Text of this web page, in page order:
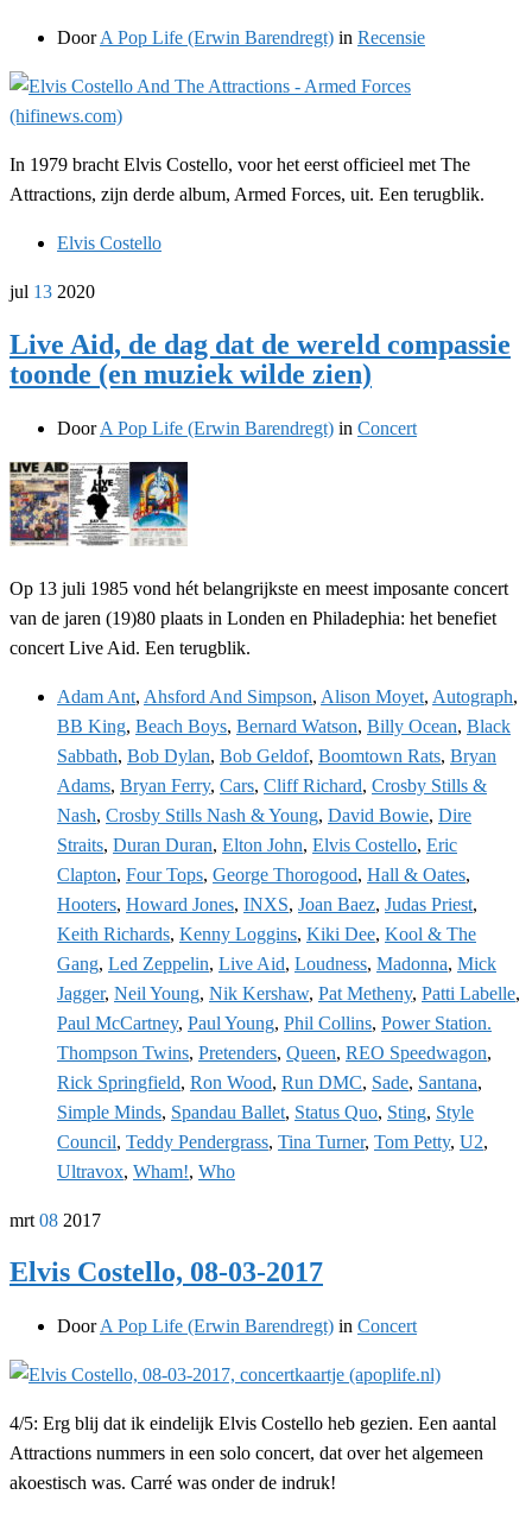
DoorA Pop Life (Erwin Barendregt) in Recensie
In 1979 bracht Elvis Costello, voor het eerst officieel met The
Attractions, zijn derde album, Armed Forces, uit. Een terugblik.
Elvis Costello
jul 13 2020
Live Aid, de dag dat de wereld compassie
toonde (en muziek wilde zien)
DoorA Pop Life (Erwin Barendregt) in Concert
Op 13 juli 1985 vond hét belangrijkste en meest imposante concert
van de jaren (19)80 plaats in Londen en Philadephia: het benefiet
concert Live Aid. Een terugblik.
Adam Ant, Ahsford And Simpson, Alison Moyet, Autograph,
BB King, Beach Boys, Bernard Watson, Billy Ocean, Black
Sabbath, Bob Dylan, Bob Geldof, Boomtown Rats, Bryan
Adams, Bryan Ferry, Cars, Cliff Richard, Crosby Stills &
Nash, Crosby Stills Nash & Young, David Bowie, Dire
Straits, Duran Duran, Elton John, Elvis Costello, Eric
Clapton, Four Tops, George Thorogood, Hall & Oates,
Hooters, Howard Jones, INXS, Joan Baez, Judas Priest,
Keith Richards, Kenny Loggins, Kiki Dee, Kool & The
Gang, Led Zeppelin, Live Aid, Loudness, Madonna, Mick
Jagger, Neil Young, Nik Kershaw, Pat Metheny, Patti Labelle,
Paul McCartney, Paul Young, Phil Collins, Power Station.
Thompson Twins, Pretenders, Queen, REO Speedwagon,
Rick Springfield, Ron Wood, Run DMC, Sade, Santana,
Simple Minds, Spandau Ballet, Status Quo, Sting, Style
Council, Teddy Pendergrass, Tina Turner, Tom Petty, U2,
Ultravox, Wham!, Who
mrt 08 2017
Elvis Costello, 08-03-2017
DoorA Pop Life (Erwin Barendregt) in Concert
4/5: Erg blij dat ik eindelijk Elvis Costello heb gezien. Een aantal
Attractions nummers in een solo concert, dat over het algemeen
akoestisch was. Carré was onder de indruk!